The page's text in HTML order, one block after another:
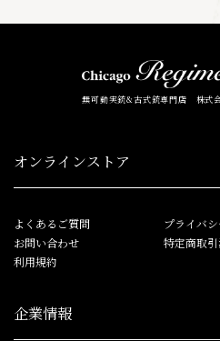
無可動実銃&古式銃専門店 株式
オンラインストア
よくあるご質問
お問い合わせ
利用規約
プライバ
特定商取
企業情報